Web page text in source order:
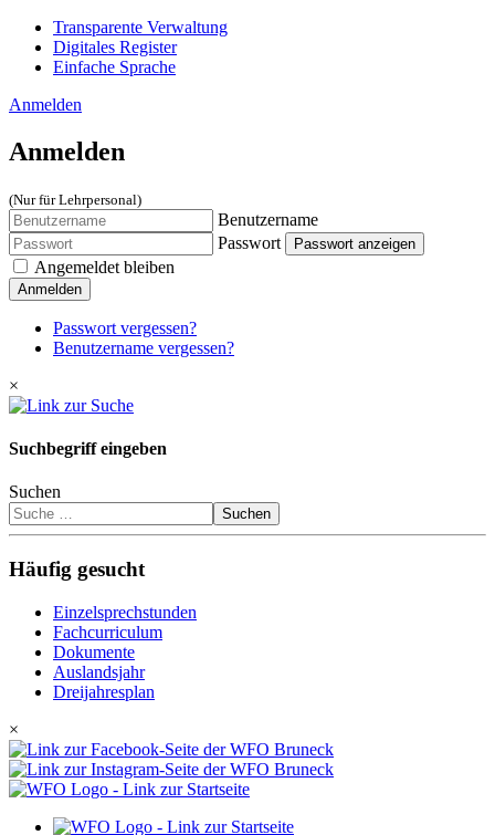
Transparente Verwaltung
Digitales Register
Einfache Sprache
Anmelden
Anmelden
(Nur für Lehrpersonal)
Benutzername
Passwort
Passwort anzeigen
Angemeldet bleiben
Anmelden
Passwort vergessen?
Benutzername vergessen?
×
Suchbegriff eingeben
Suchen
Suchen
Häufig gesucht
Einzelsprechstunden
Fachcurriculum
Dokumente
Auslandsjahr
Dreijahresplan
×